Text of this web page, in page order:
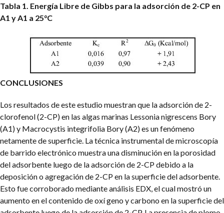
Tabla 1. Energía Libre de Gibbs para la adsorción de 2-CP en
A1 y A1 a 25°C
CONCLUSIONES
Los resultados de este estudio muestran que la adsorción de 2-
clorofenol (2-CP) en las algas marinas Lessonia nigrescens Bory
(A1) y Macrocystis integrifolia Bory (A2) es un fenómeno
netamente de superficie. La técnica instrumental de microscopía
de barrido electrónico muestra una disminución en la porosidad
del adsorbente luego de la adsorción de 2-CP debido a la
deposición o agregación de 2-CP en la superficie del adsorbente.
Esto fue corroborado mediante análisis EDX, el cual mostró un
aumento en el contenido de oxí geno y carbono en la superficie del